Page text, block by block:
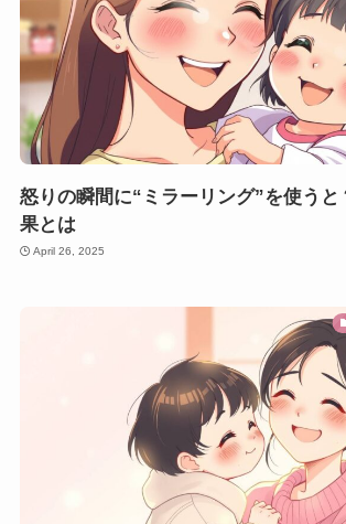
怒りの瞬間に“ミラーリング”を使うと
果とは
April 26, 2025